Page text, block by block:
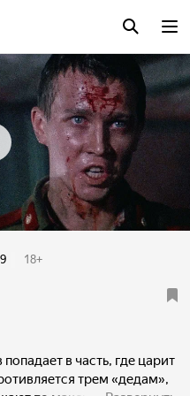
18+
в часть, где царит
трем «дедам»,